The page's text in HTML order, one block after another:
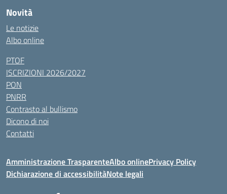
Novità
Le notizie
Albo online
PTOF
ISCRIZIONI 2026/2027
PON
PNRR
Contrasto al bullismo
Dicono di noi
Contatti
Amministrazione TrasparenteAlbo onlinePrivacy Policy
Dichiarazione di accessibilitàNote legali